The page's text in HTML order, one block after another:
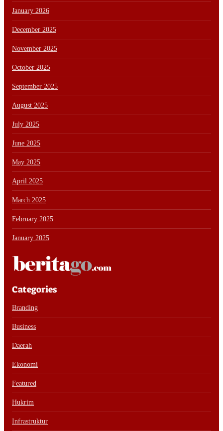
January 2026
December 2025
November 2025
October 2025
September 2025
August 2025
July 2025
June 2025
May 2025
April 2025
March 2025
February 2025
January 2025
Categories
Branding
Business
Daerah
Ekonomi
Featured
Hukrim
Infrastruktur